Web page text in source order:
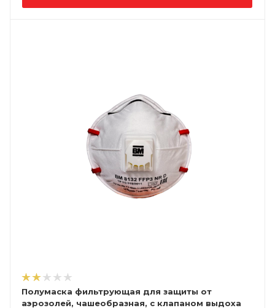
Полумаска фильтрующая для защиты от
аэрозолей, чашеобразная, с клапаном выдоха